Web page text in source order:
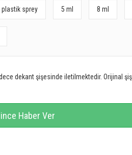
plastik sprey 5 ml 8 ml
dekant şişesinde iletilmektedir. Orijinal
Haber Ver